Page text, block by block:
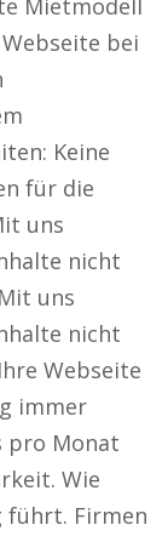
Mietmodell
bei
Keine
für die
uns
nicht
uns
nicht
Webseite
immer
pro Monat
Wie
führt. Firmen